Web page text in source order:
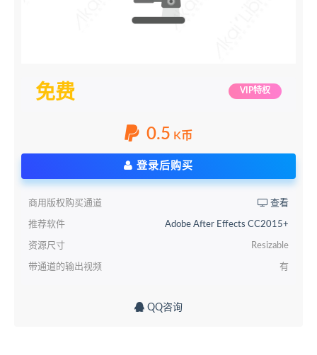
免费 VIP特权
0.5 K币
登录后购买
商用版权购买通道 查看
推荐软件 Adobe After Effects CC2015+
资源尺寸 Resizable
带通道的输出视频 有
QQ咨询